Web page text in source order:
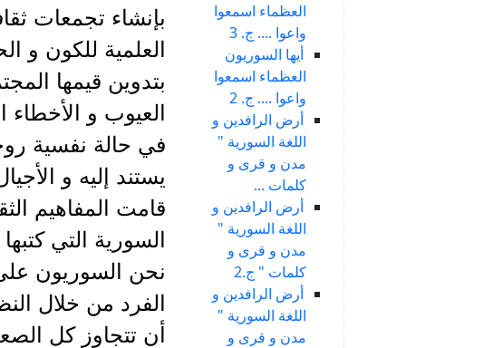
العظماء اسمعوا
واعوا .... ج. 3
أيها السوريون
العظماء اسمعوا
واعوا .... ج. 2
أرض الرافدين و
اللغة السورية "
مدن و قرى و
كلمات ...
أرض الرافدين و
اللغة السورية "
مدن و قرى و
كلمات " ج.2
أرض الرافدين و
اللغة السورية "
مدن و قرى و
بإنشاء تجمعات
العلمية للكون و
بتدوين قيمها
العيوب و
في حالة نفسية
يستند إليه و
قامت المفاهيم
السورية التي
نحن السوريون
الفرد من خلال
أن تتجاوز كل